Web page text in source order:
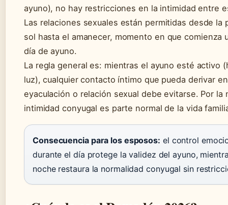
ayuno), no hay restricciones en la intimidad entre
Las relaciones sexuales están permitidas desde la
sol hasta el amanecer, momento en que comienza
día de ayuno.
La regla general es: mientras el ayuno esté activo
luz), cualquier contacto íntimo que pueda derivar en
eyaculación o relación sexual debe evitarse. Por la
intimidad conyugal es parte normal de la vida
Consecuencia para los esposos: el control
durante el día protege la validez del ayuno,
noche restaura la normalidad conyugal sin